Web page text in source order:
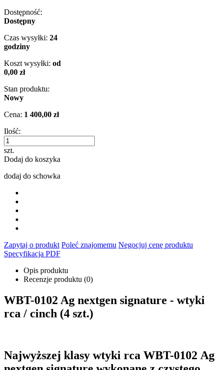
Dostępność:
Dostępny
Czas wysyłki: 24
godziny
Koszt wysyłki: od
0,00 zł
Stan produktu:
Nowy
Cena: 1 400,00 zł
Ilość:
szt.
Dodaj do koszyka
dodaj do schowka
Zapytaj o produkt Poleć znajomemu Negocjuj cenę produktu
Specyfikacja PDF
Opis produktu
Recenzje produktu (0)
WBT-0102 Ag nextgen signature - wtyki
rca / cinch (4 szt.)
Najwyższej klasy wtyki rca WBT-0102 Ag